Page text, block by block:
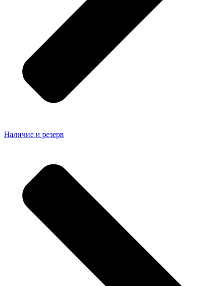
Наличие и резерв